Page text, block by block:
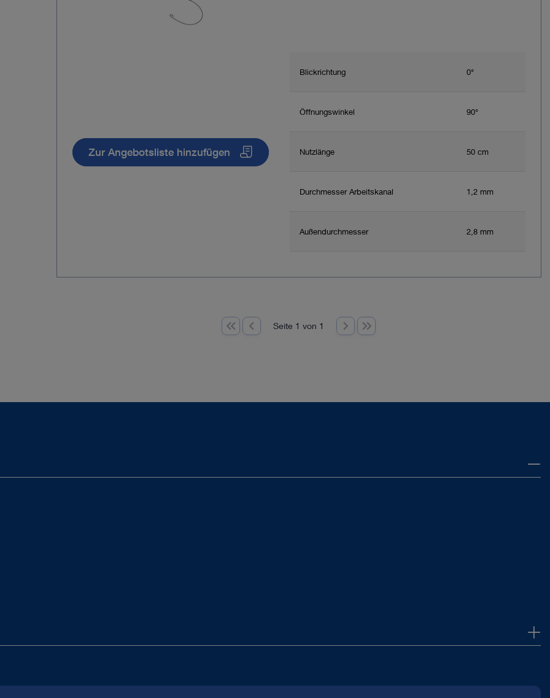
Blickrichtung 0°
Öffnungswinkel 90°
Nutzlänge 50 cm
Durchmesser Arbeitskanal 1,2 mm
Außendurchmesser 2,8 mm
Zur Angebotsliste hinzufügen
Seite 1 von 1